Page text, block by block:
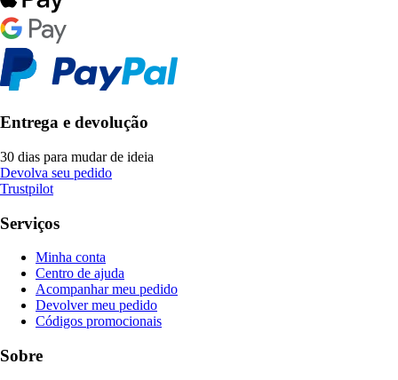
Entrega e devolução
30 dias para mudar de ideia
Devolva seu pedido
Trustpilot
Serviços
Minha conta
Centro de ajuda
Acompanhar meu pedido
Devolver meu pedido
Códigos promocionais
Sobre